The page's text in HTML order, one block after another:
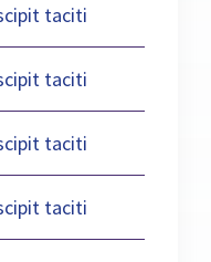
taciti
taciti
taciti
taciti